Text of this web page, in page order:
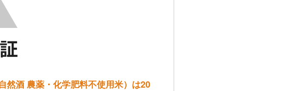
酒 農薬・化学肥料不使用米）は20